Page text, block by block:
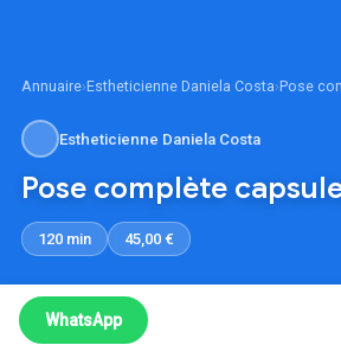
Annuaire›Estheticienne Daniela Costa›Pose
Estheticienne Daniela Costa
Pose complète
120 min 45,00 €
WhatsApp